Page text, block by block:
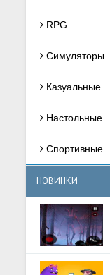
RPG
Симуляторы
Казуальные
Настольные
Спортивные
НОВИНКИ